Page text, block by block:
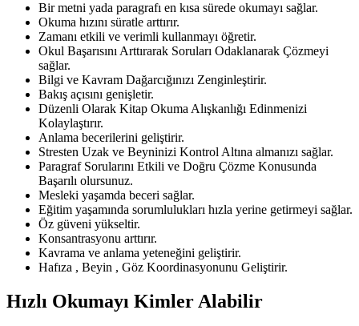
Bir metni yada paragrafı en kısa sürede okumayı sağlar.
Okuma hızını süratle arttırır.
Zamanı etkili ve verimli kullanmayı öğretir.
Okul Başarısını Arttırarak Soruları Odaklanarak Çözmeyi
sağlar.
Bilgi ve Kavram Dağarcığınızı Zenginleştirir.
Bakış açısını genişletir.
Düzenli Olarak Kitap Okuma Alışkanlığı Edinmenizi
Kolaylaştırır.
Anlama becerilerini geliştirir.
Stresten Uzak ve Beyninizi Kontrol Altına almanızı sağlar.
Paragraf Sorularını Etkili ve Doğru Çözme Konusunda
Başarılı olursunuz.
Mesleki yaşamda beceri sağlar.
Eğitim yaşamında sorumlulukları hızla yerine getirmeyi sağlar.
Öz güveni yükseltir.
Konsantrasyonu arttırır.
Kavrama ve anlama yeteneğini geliştirir.
Hafıza , Beyin , Göz Koordinasyonunu Geliştirir.
Hızlı Okumayı Kimler Alabilir